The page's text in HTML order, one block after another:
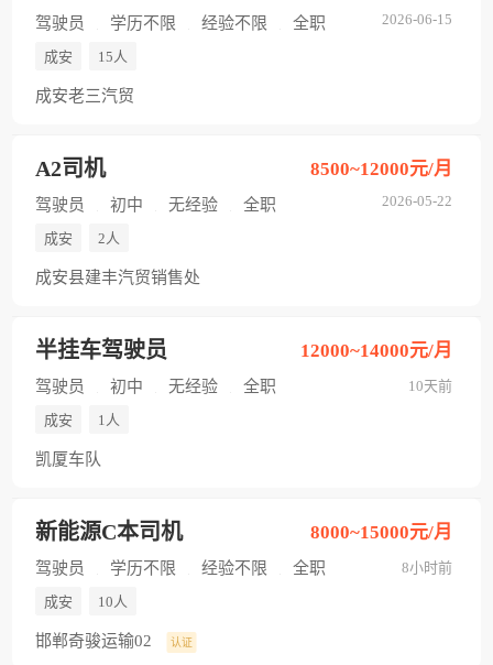
2026-06-15
驾驶员 学历不限 经验不限 全职
成安 15人
成安老三汽贸
A2司机
2026-05-22
8500~12000元/月
驾驶员 初中 无经验 全职
成安 2人
成安县建丰汽贸销售处
半挂车驾驶员
10天前
12000~14000元/月
驾驶员 初中 无经验 全职
成安 1人
凯厦车队
新能源C本司机
8小时前
8000~15000元/月
驾驶员 学历不限 经验不限 全职
成安 10人
邯郸奇骏运输02 认证